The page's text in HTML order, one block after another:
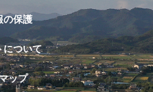
の保護
について
ップ